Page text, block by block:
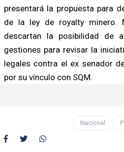
presentará la propuesta para
de la ley de royalty minero.
descartan la posibilidad de
gestiones para revisar la
legales contra el ex senador
por su vínculo con SQM.
Nacional